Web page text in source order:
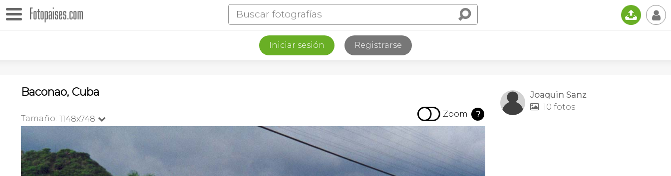
📤 👤
Iniciar sesión Registrarse
Baconao, Cuba
Tamaño: 1148x748   Zoom ?
Joaquin Sanz
 10 fotos